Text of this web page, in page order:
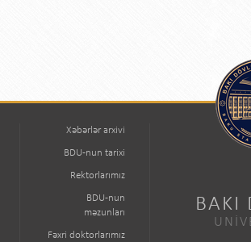
Xəbərlər arxivi
BDU-nun tarixi
Rektorlarımız
BDU-nun
məzunları
Fəxri doktorlarımız
BAKI